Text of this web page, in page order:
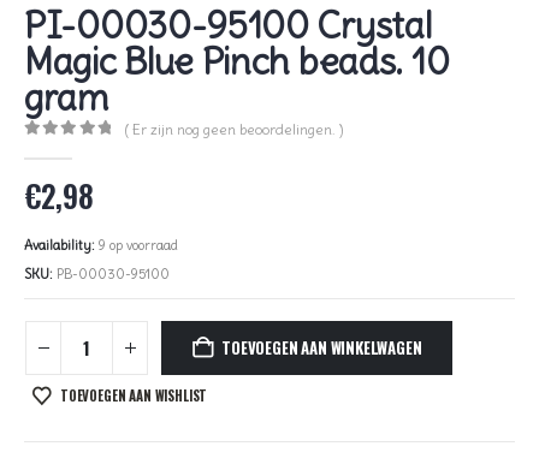
PI-00030-95100 Crystal
Magic Blue Pinch beads. 10
gram
( Er zijn nog geen beoordelingen. )
€2,98
Availability: 9 op voorraad
SKU: PB-00030-95100
TOEVOEGEN AAN WINKELWAGEN
TOEVOEGEN AAN WISHLIST